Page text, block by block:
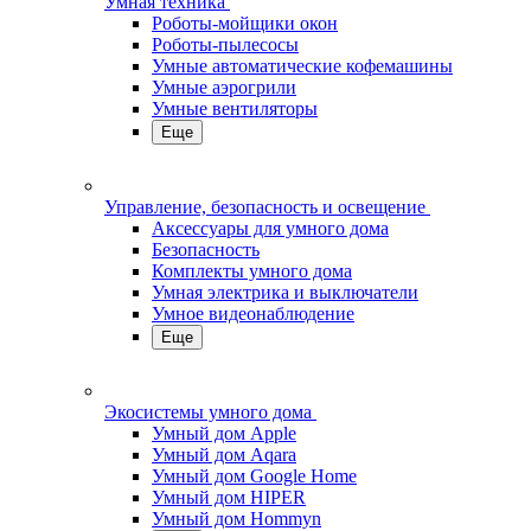
Роботы-мойщики окон
Роботы-пылесосы
Умные автоматические кофемашины
Умные аэрогрили
Умные вентиляторы
Еще
Управление, безопасность и освещение
Аксессуары для умного дома
Безопасность
Комплекты умного дома
Умная электрика и выключатели
Умное видеонаблюдение
Еще
Экосистемы умного дома
Умный дом Apple
Умный дом Aqara
Умный дом Google Home
Умный дом HIPER
Умный дом Hommyn